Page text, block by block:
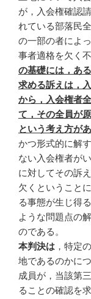
が，入会権確認
れている部落民
の一部の者によ
事者適格を欠く
の基礎には，あ
求める訴えは，
から，入会権者
て，その全員が
という考え方が
かつ形式的に解
ない入会権者が
に対してその訴
欠くということ
る事態が生じ得
ような問題点の
のである。
本判決は ，特定
地であるのかに
成員が，当該第
ることの確認を